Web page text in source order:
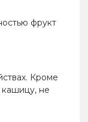
фрукт
Кроме
кашицу, не